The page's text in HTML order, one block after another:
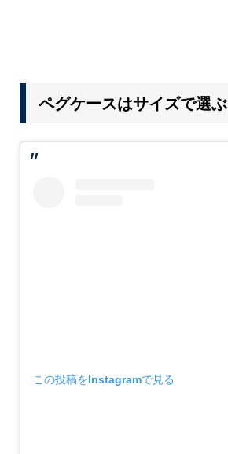
ペグケースはサイズで選ぶ
この投稿をInstagramで見る